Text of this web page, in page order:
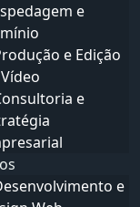
e
e Edição
e
e